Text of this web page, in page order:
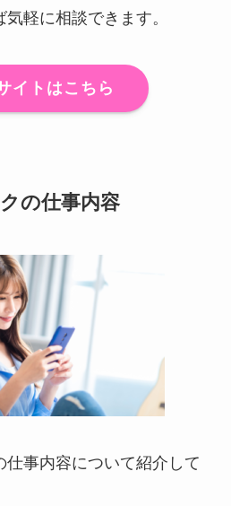
軽に相談できます。
イトはこちら
の仕事内容
仕事内容について紹介して